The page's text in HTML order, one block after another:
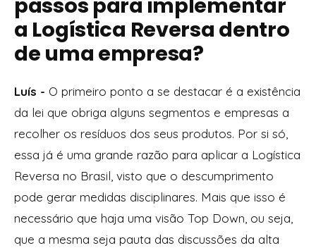
a Logística Reversa dentro
de uma empresa?
Luís - O primeiro ponto a se destacar é a existência
da lei que obriga alguns segmentos e empresas a
recolher os resíduos dos seus produtos. Por si só,
essa já é uma grande razão para aplicar a Logística
Reversa no Brasil, visto que o descumprimento
pode gerar medidas disciplinares. Mais que isso é
necessário que haja uma visão Top Down, ou seja,
que a mesma seja pauta das discussões da alta